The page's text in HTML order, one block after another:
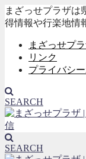
まざっせプラザは
得情報や行楽地情
まざっせプ
リンク
プライバシ
SEARCH
SEARCH